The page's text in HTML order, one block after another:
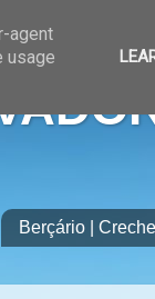
Berçário | Creche
agent
usage